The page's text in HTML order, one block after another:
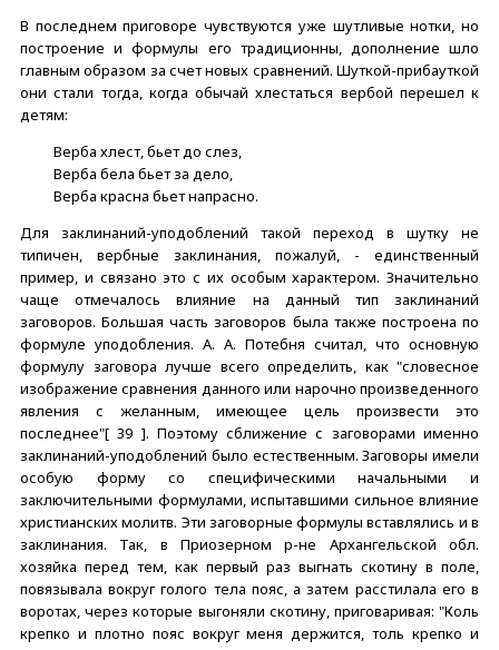
В последнем приговоре чувствуются уже шутливые нотки, но
построение и формулы его традиционны, дополнение шло
главным образом за счет новых сравнений. Шуткой-прибауткой
они стали тогда, когда обычай хлестаться вербой перешел к
детям:
Верба хлест, бьет до слез,
Верба бела бьет за дело,
Верба красна бьет напрасно.
Для заклинаний-уподоблений такой переход в шутку не
типичен, вербные заклинания, пожалуй, - единственный
пример, и связано это с их особым характером. Значительно
чаще отмечалось влияние на данный тип заклинаний
заговоров. Большая часть заговоров была также построена по
формуле уподобления. А. А. Потебня считал, что основную
формулу заговора лучше всего определить, как "словесное
изображение сравнения данного или нарочно произведенного
явления с желанным, имеющее цель произвести это
последнее"[ 39 ]. Поэтому сближение с заговорами именно
заклинаний-уподоблений было естественным. Заговоры имели
особую форму со специфическими начальными и
заключительными формулами, испытавшими сильное влияние
христианских молитв. Эти заговорные формулы вставлялись и в
заклинания. Так, в Приозерном р-не Архангельской обл.
хозяйка перед тем, как первый раз выгнать скотину в поле,
повязывала вокруг голого тела пояс, а затем расстилала его в
воротах, через которые выгоняли скотину, приговаривая: "Коль
крепко и плотно пояс вокруг меня держится, толь крепко и